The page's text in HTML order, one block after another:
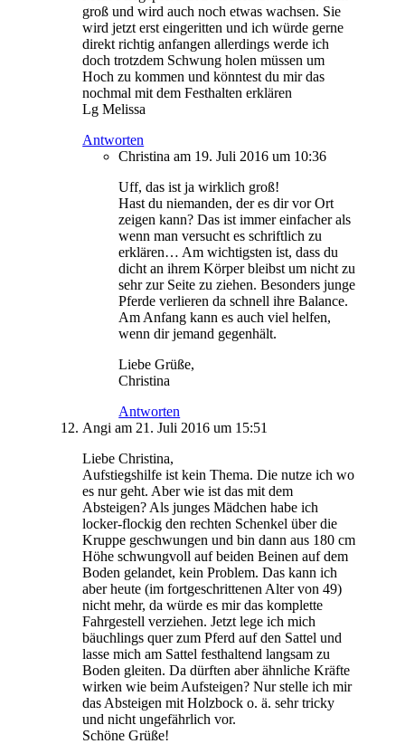
groß und wird auch noch etwas wachsen. Sie
wird jetzt erst eingeritten und ich würde gerne
direkt richtig anfangen allerdings werde ich
doch trotzdem Schwung holen müssen um
Hoch zu kommen und könntest du mir das
nochmal mit dem Festhalten erklären
Lg Melissa
Antworten
Christina am 19. Juli 2016 um 10:36
Uff, das ist ja wirklich groß!
Hast du niemanden, der es dir vor Ort
zeigen kann? Das ist immer einfacher als
wenn man versucht es schriftlich zu
erklären… Am wichtigsten ist, dass du
dicht an ihrem Körper bleibst um nicht zu
sehr zur Seite zu ziehen. Besonders junge
Pferde verlieren da schnell ihre Balance.
Am Anfang kann es auch viel helfen,
wenn dir jemand gegenhält.
Liebe Grüße,
Christina
Antworten
Angi am 21. Juli 2016 um 15:51
Liebe Christina,
Aufstiegshilfe ist kein Thema. Die nutze ich wo
es nur geht. Aber wie ist das mit dem
Absteigen? Als junges Mädchen habe ich
locker-flockig den rechten Schenkel über die
Kruppe geschwungen und bin dann aus 180 cm
Höhe schwungvoll auf beiden Beinen auf dem
Boden gelandet, kein Problem. Das kann ich
aber heute (im fortgeschrittenen Alter von 49)
nicht mehr, da würde es mir das komplette
Fahrgestell verziehen. Jetzt lege ich mich
bäuchlings quer zum Pferd auf den Sattel und
lasse mich am Sattel festhaltend langsam zu
Boden gleiten. Da dürften aber ähnliche Kräfte
wirken wie beim Aufsteigen? Nur stelle ich mir
das Absteigen mit Holzbock o. ä. sehr tricky
und nicht ungefährlich vor.
Schöne Grüße!